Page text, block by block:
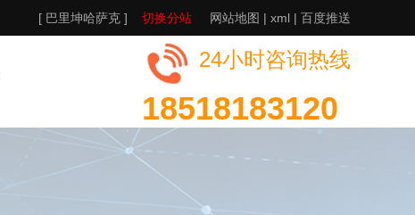
[ 巴里坤哈萨克 ] 切换分站 网站地图 | xml | 百度推送
24小时咨询热线
18518183120